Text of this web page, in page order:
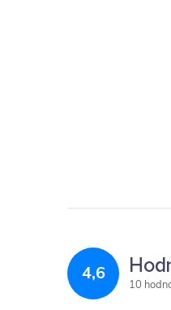
4,6
10